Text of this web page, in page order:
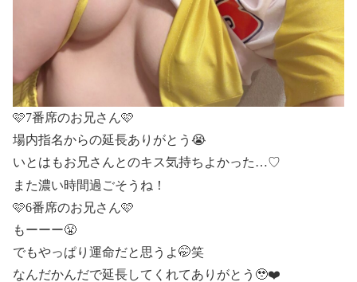
🩷7番席のお兄さん🩷
場内指名からの延長ありがとう😭
いとはもお兄さんとのキス気持ちよかった…♡
また濃い時間過ごそうね！
🩷6番席のお兄さん🩷
もーーー😤
でもやっぱり運命だと思うよ🤭笑
なんだかんだで延長してくれてありがとう🥹❤️